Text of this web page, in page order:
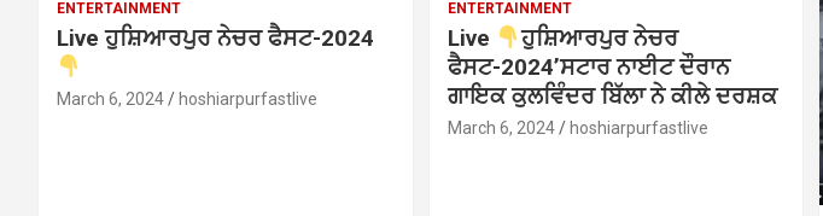
ENTERTAINMENT
Live ਹੁਸ਼ਿਆਰਪੁਰ ਨੇਚਰ ਫੈਸਟ-2024
March 6, 2024 hoshiarpurfastlive
ENTERTAINMENT
Live
ਹੁਸ਼ਿਆਰਪੁਰ ਨੇਚਰ
ਫੈਸਟ-2024’ਸਟਾਰ ਨਾਈਟ ਦੌਰਾਨ
ਗਾਇਕ ਕੁਲਵਿੰਦਰ ਬਿੱਲਾ ਨੇ ਕੀਲੇ ਦਰਸ਼ਕ
March 6, 2024 hoshiarpurfastlive